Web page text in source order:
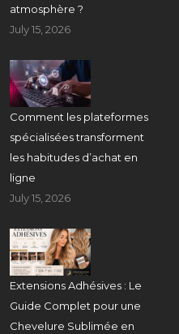
atmosphère ?
July 15, 2026
Comment les plateformes
spécialisées transforment
les habitudes d’achat en
ligne
July 15, 2026
Extensions Adhésives : Le
Guide Complet pour une
Chevelure Sublimée en